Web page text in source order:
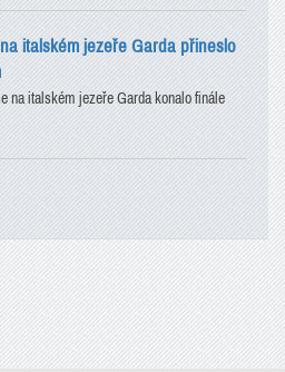
italském jezeře Garda přineslo
na italském jezeře Garda konalo finále